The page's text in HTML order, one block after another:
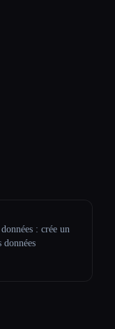
: crée un